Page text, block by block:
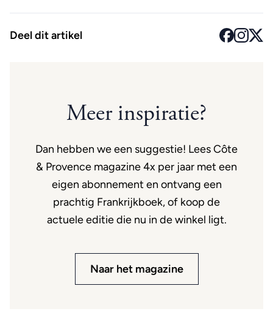
Deel dit artikel
Meer inspiratie?
Dan hebben we een suggestie! Lees Côte
& Provence magazine 4x per jaar met een
eigen abonnement en ontvang een
prachtig Frankrijkboek, of koop de
actuele editie die nu in de winkel ligt.
Naar het magazine